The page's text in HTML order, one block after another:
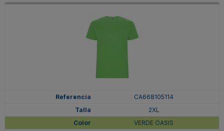
CA668105114
2XL
VERDE OASIS